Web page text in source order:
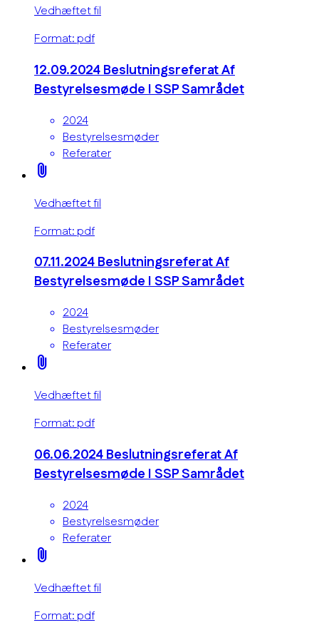
Vedhæftet fil
Format: pdf
12.09.2024 Beslutningsreferat Af
Bestyrelsesmøde I SSP Samrådet
2024
Bestyrelsesmøder
Referater
attach_file
Vedhæftet fil
Format: pdf
07.11.2024 Beslutningsreferat Af
Bestyrelsesmøde I SSP Samrådet
2024
Bestyrelsesmøder
Referater
attach_file
Vedhæftet fil
Format: pdf
06.06.2024 Beslutningsreferat Af
Bestyrelsesmøde I SSP Samrådet
2024
Bestyrelsesmøder
Referater
attach_file
Vedhæftet fil
Format: pdf